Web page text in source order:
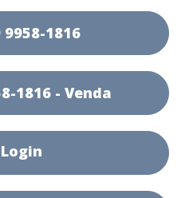
9958-1816
1816 - Venda
Login